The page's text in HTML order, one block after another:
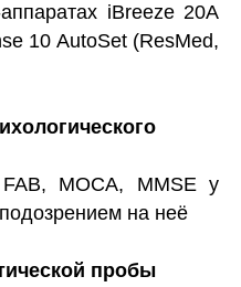
iBreeze 20A
10 AutoSet (ResMed,
MOCA, MMSE у
на неё
пробы